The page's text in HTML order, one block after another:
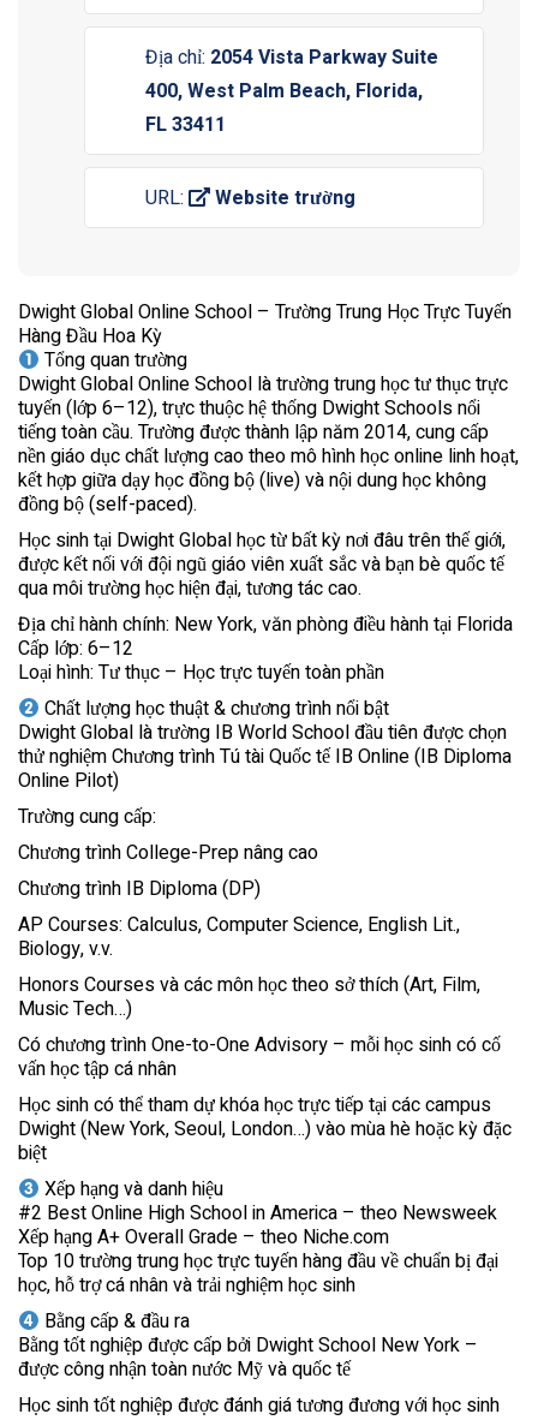
Địa chỉ: 2054 Vista Parkway Suite
400, West Palm Beach, Florida,
FL 33411
URL: Website trường
Dwight Global Online School – Trường Trung Học Trực Tuyến
Hàng Đầu Hoa Kỳ
Tổng quan trường
Dwight Global Online School là trường trung học tư thục trực
tuyến (lớp 6–12), trực thuộc hệ thống Dwight Schools nổi
tiếng toàn cầu. Trường được thành lập năm 2014, cung cấp
nền giáo dục chất lượng cao theo mô hình học online linh hoạt,
kết hợp giữa dạy học đồng bộ (live) và nội dung học không
đồng bộ (self-paced).
Học sinh tại Dwight Global học từ bất kỳ nơi đâu trên thế giới,
được kết nối với đội ngũ giáo viên xuất sắc và bạn bè quốc tế
qua môi trường học hiện đại, tương tác cao.
Địa chỉ hành chính: New York, văn phòng điều hành tại Florida
Cấp lớp: 6–12
Loại hình: Tư thục – Học trực tuyến toàn phần
Chất lượng học thuật & chương trình nổi bật
Dwight Global là trường IB World School đầu tiên được chọn
thử nghiệm Chương trình Tú tài Quốc tế IB Online (IB Diploma
Online Pilot)
Trường cung cấp:
Chương trình College-Prep nâng cao
Chương trình IB Diploma (DP)
AP Courses: Calculus, Computer Science, English Lit.,
Biology, v.v.
Honors Courses và các môn học theo sở thích (Art, Film,
Music Tech…)
Có chương trình One-to-One Advisory – mỗi học sinh có cố
vấn học tập cá nhân
Học sinh có thể tham dự khóa học trực tiếp tại các campus
Dwight (New York, Seoul, London…) vào mùa hè hoặc kỳ đặc
biệt
Xếp hạng và danh hiệu
#2 Best Online High School in America – theo Newsweek
Xếp hạng A+ Overall Grade – theo Niche.com
Top 10 trường trung học trực tuyến hàng đầu về chuẩn bị đại
học, hỗ trợ cá nhân và trải nghiệm học sinh
Bằng cấp & đầu ra
Bằng tốt nghiệp được cấp bởi Dwight School New York –
được công nhận toàn nước Mỹ và quốc tế
Học sinh tốt nghiệp được đánh giá tương đương với học sinh